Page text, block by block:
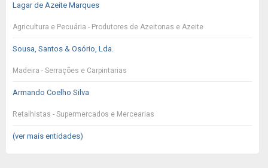
Lagar de Azeite Marques
Agricultura e Pecuária - Produtores de Azeitonas e Azeite
Sousa, Santos & Osório, Lda.
Madeira - Serrações e Carpintarias
Armando Coelho Silva
Retalhistas - Supermercados e Mercearias
(ver mais entidades)